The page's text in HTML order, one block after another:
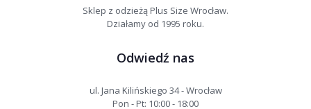
Sklep z odzieżą Plus Size Wrocław.
Działamy od 1995 roku.
Odwiedź nas
ul. Jana Kilińskiego 34 - Wrocław
Pon - Pt: 10:00 - 18:00